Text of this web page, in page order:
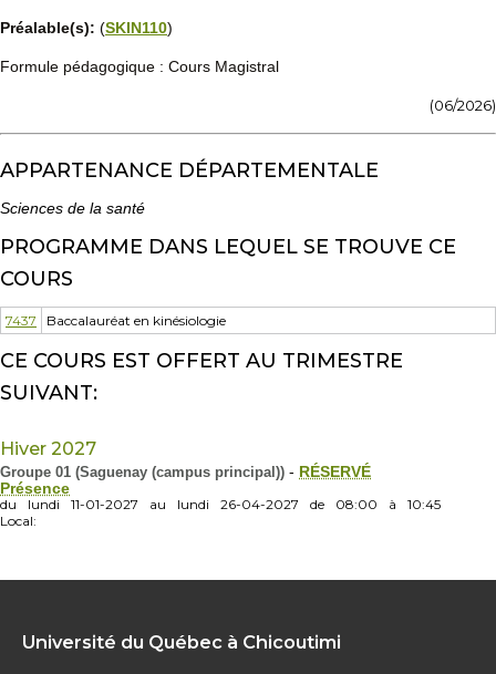
Préalable(s): (SKIN110)
Formule pédagogique : Cours Magistral
(06/2026)
APPARTENANCE DÉPARTEMENTALE
Sciences de la santé
PROGRAMME DANS LEQUEL SE TROUVE CE
COURS
7437 Baccalauréat en kinésiologie
CE COURS EST OFFERT AU TRIMESTRE
SUIVANT:
Hiver 2027
Groupe 01 (Saguenay (campus principal)) - RÉSERVÉ
Présence
du
lundi 11-01-2027 au lundi 26-04-2027 de 08:00 à
10:45
Local:
Université du Québec à Chicoutimi